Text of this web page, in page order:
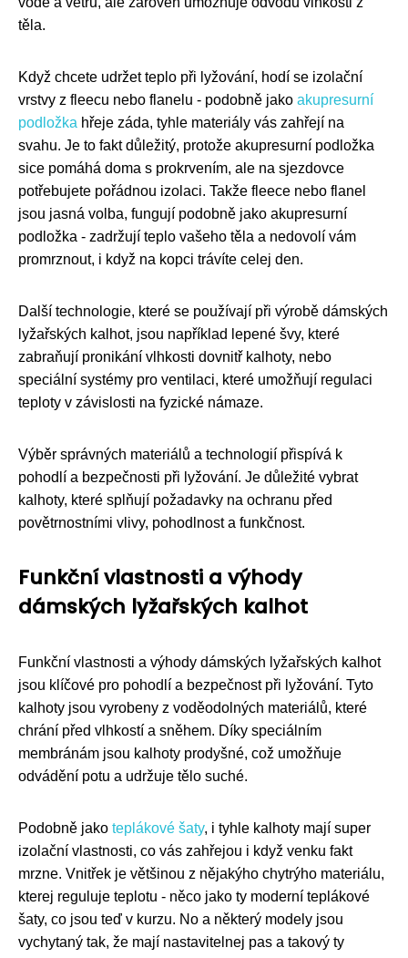
těla.
Když chcete udržet teplo při lyžování, hodí se izolační
vrstvy z fleecu nebo flanelu - podobně jako akupresurní
podložka hřeje záda, tyhle materiály vás zahřejí na
svahu. Je to fakt důležitý, protože akupresurní podložka
sice pomáhá doma s prokrvením, ale na sjezdovce
potřebujete pořádnou izolaci. Takže fleece nebo flanel
jsou jasná volba, fungují podobně jako akupresurní
podložka - zadržují teplo vašeho těla a nedovolí vám
promrznout, i když na kopci trávíte celej den.
Další technologie, které se používají při výrobě dámských
lyžařských kalhot, jsou například lepené švy, které
zabraňují pronikání vlhkosti dovnitř kalhoty, nebo
speciální systémy pro ventilaci, které umožňují regulaci
teploty v závislosti na fyzické námaze.
Výběr správných materiálů a technologií přispívá k
pohodlí a bezpečnosti při lyžování. Je důležité vybrat
kalhoty, které splňují požadavky na ochranu před
povětrnostními vlivy, pohodlnost a funkčnost.
Funkční vlastnosti a výhody
dámských lyžařských kalhot
Funkční vlastnosti a výhody dámských lyžařských kalhot
jsou klíčové pro pohodlí a bezpečnost při lyžování. Tyto
kalhoty jsou vyrobeny z voděodolných materiálů, které
chrání před vlhkostí a sněhem. Díky speciálním
membránám jsou kalhoty prodyšné, což umožňuje
odvádění potu a udržuje tělo suché.
Podobně jako teplákové šaty, i tyhle kalhoty mají super
izolační vlastnosti, co vás zahřejou i když venku fakt
mrzne. Vnitřek je většinou z nějakýho chytrýho materiálu,
kterej reguluje teplotu - něco jako ty moderní teplákové
šaty, co jsou teď v kurzu. No a některý modely jsou
vychytaný tak, že mají nastavitelnej pas a takový ty